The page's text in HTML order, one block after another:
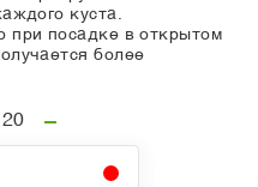
куста.
при посадке в открытом
более